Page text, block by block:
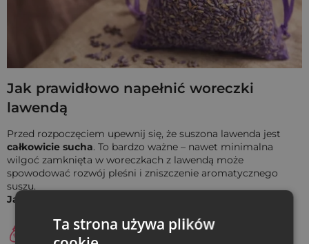
Dla firm (B2B)
Woreczki sprawdzą się jako
opakowanie dla plantacji
,marek kosmetycznych rękodzielniczych.
Możliwa jestpersonalizacja nadrukiemjuż od 30 sztuk - z
logo, nazwą lub grafiką dopasowaną do identyfikacji
wizualnej marki.
Dla klientów indywidualnych (B2C)
To idealny wybór na lawendowe weselelub przyjęcie z
fioletowym motywem przewodnim. Woreczki świetnie
sprawdzą się jako opakowania prezentowelub do
przygotowaniaworeczków zapachowych DIYi domowych
pochłaniaczy wilgoci.
Jak prawidłowo napełnić woreczki
lawendą
Przed rozpoczęciem upewnij się, że suszona lawenda jest
całkowicie sucha. To bardzo ważne – nawet minimalna
wilgoć zamknięta w woreczkach z lawendą może
spowodować rozwój pleśni i zniszczenie aromatycznego
suszu.
Jak szybko i wygodnie napełnić woreczki z lawendą?
Użyj precyzyjnych akcesoriów:najlepiej sprawdzi się
mała łyżeczka, miarka lub lejek kuchenny, które
Ta strona używa plików